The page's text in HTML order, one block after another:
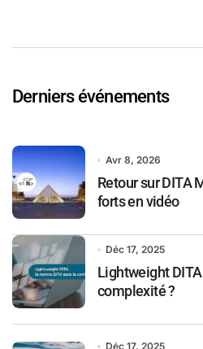
Derniers événements
Avr 8, 2026
Retour sur DITA
forts en vidéo
Déc 17, 2025
Lightweight
complexité ?
Déc 17, 2025